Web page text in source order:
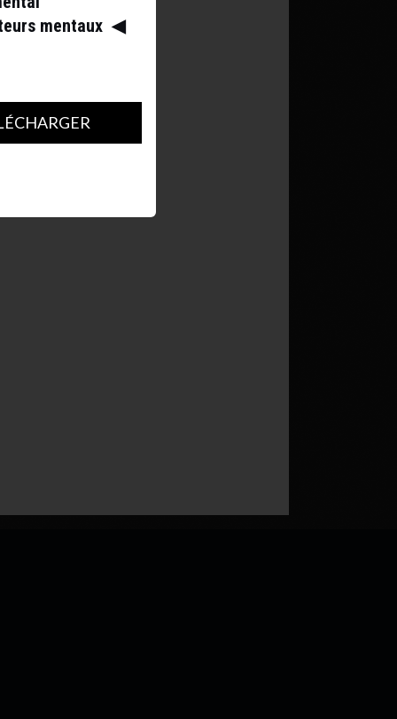
mentaux ◀︎